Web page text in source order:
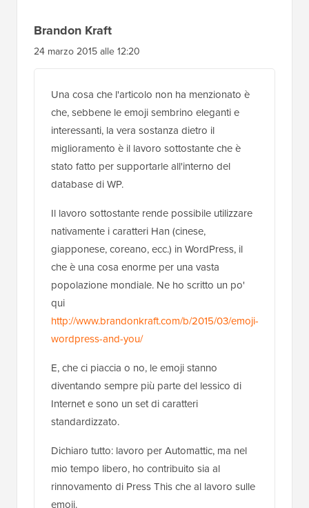
Brandon Kraft
24 marzo 2015 alle 12:20
Una cosa che l'articolo non ha menzionato è
che, sebbene le emoji sembrino eleganti e
interessanti, la vera sostanza dietro il
miglioramento è il lavoro sottostante che è
stato fatto per supportarle all'interno del
database di WP.
Il lavoro sottostante rende possibile utilizzare
nativamente i caratteri Han (cinese,
giapponese, coreano, ecc.) in WordPress, il
che è una cosa enorme per una vasta
popolazione mondiale. Ne ho scritto un po'
qui
http://www.brandonkraft.com/b/2015/03/emoji-
wordpress-and-you/
E, che ci piaccia o no, le emoji stanno
diventando sempre più parte del lessico di
Internet e sono un set di caratteri
standardizzato.
Dichiaro tutto: lavoro per Automattic, ma nel
mio tempo libero, ho contribuito sia al
rinnovamento di Press This che al lavoro sulle
emoji.